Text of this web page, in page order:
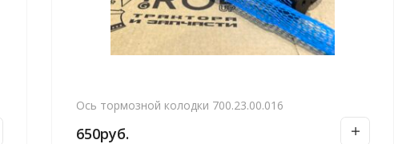
Ось тормозной колодки 700.23.00.016
650руб.